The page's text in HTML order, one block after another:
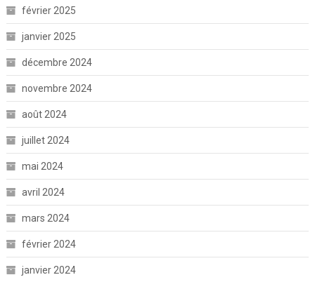
février 2025
janvier 2025
décembre 2024
novembre 2024
août 2024
juillet 2024
mai 2024
avril 2024
mars 2024
février 2024
janvier 2024